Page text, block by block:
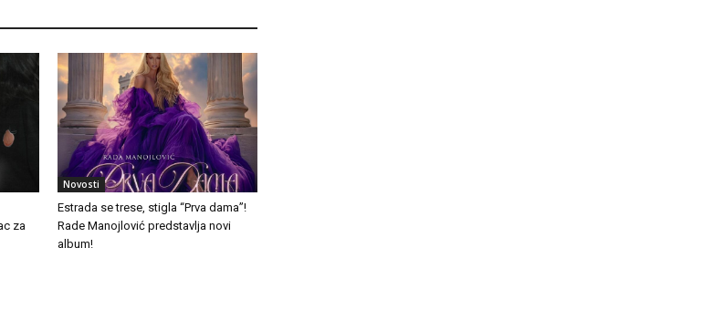
za
Novosti
Estrada se trese, stigla “Prva dama”!
Rade Manojlović predstavlja novi
album!